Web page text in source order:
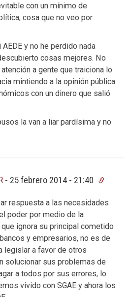
con un mínimo de
cosa que no veo por
y no he perdido nada
cosas mejores. No
a gente que traiciona lo
mintiendo a la opinión pública
con un dinero que salió
la van a liar pardísima y no
- 25 febrero 2014 - 21:40
respuesta a las necesidades
poder por medio de la
ignora su principal cometido
y empresarios, no es de
legislar a favor de otros
solucionar sus problemas de
a todos por sus errores, lo
vivido con SGAE y ahora los